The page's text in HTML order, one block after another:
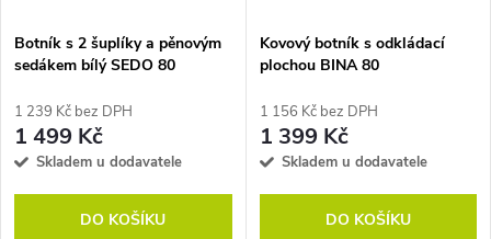
Botník s 2 šuplíky a pěnovým
sedákem bílý SEDO 80
1 239 Kč bez DPH
1 499 Kč
Skladem u dodavatele
DO KOŠÍKU
Kovový botník s odkládací
plochou BINA 80
1 156 Kč bez DPH
1 399 Kč
Skladem u dodavatele
DO KOŠÍKU